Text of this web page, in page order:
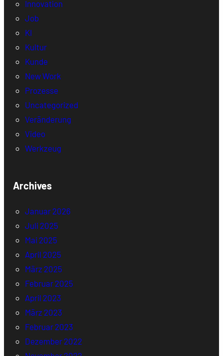
Innovation
Job
KI
Kultur
Kunde
New Work
Prozesse
Uncategorized
Veränderung
Video
Werkzeug
Archives
Januar 2026
Juli 2025
Mai 2025
April 2025
März 2025
Februar 2025
April 2023
März 2023
Februar 2023
Dezember 2022